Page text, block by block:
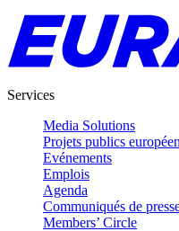
Services
Media Solutions
Projets publics
Evénements
Emplois
Agenda
Communiqués de
Members’ Circle